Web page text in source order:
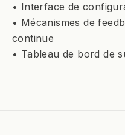
• Interface de
• Mécanismes de
continue
• Tableau de bord de